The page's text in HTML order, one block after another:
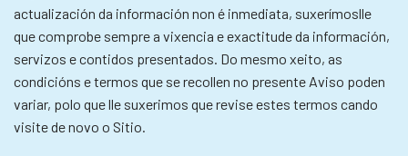
actualización da información non é inmediata, suxerímoslle
que comprobe sempre a vixencia e exactitude da información,
servizos e contidos presentados. Do mesmo xeito, as
condicións e termos que se recollen no presente Aviso poden
variar, polo que lle suxerimos que revise estes termos cando
visite de novo o Sitio.